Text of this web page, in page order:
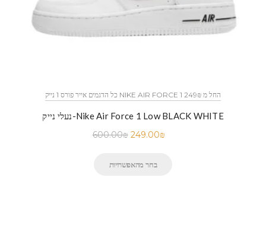
כל הדגמים אייר פורס 1 נייק NIKE AIR FORCE 1 החל מ 249₪
נעלי נייק-Nike Air Force 1 Low BLACK WHITE
600.00₪ 249.00₪
בחר מהאפשרויות